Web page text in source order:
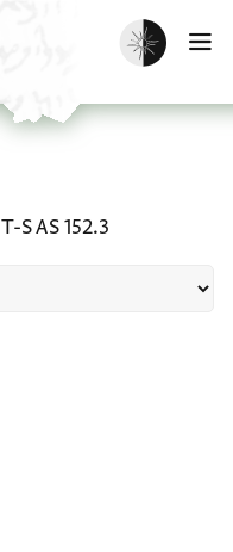
Enable dark
T-S AS 152.3